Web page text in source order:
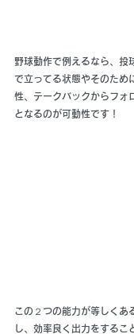
野球動作で例えるなら、投
で立ってる状態やそのため
性、テークバックからフォ
となるのが可動性です！
この２つの能力が等しくあ
し、効率良く出力をするこ